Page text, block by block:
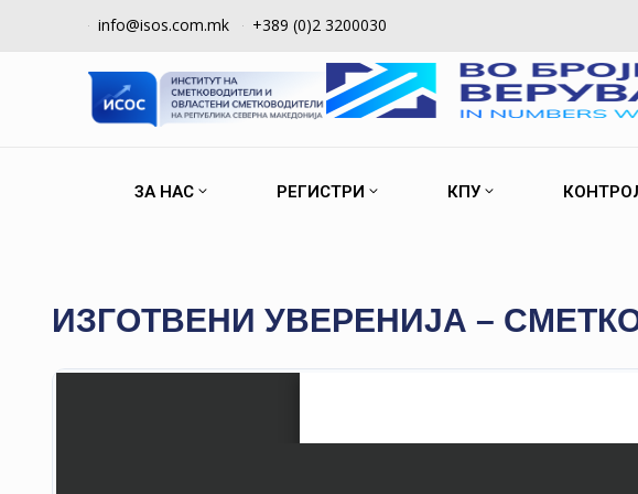
info@isos.com.mk +389 (0)2 3200030
ЗА НАС РЕГИСТРИ КПУ
ИЗГОТВЕНИ УВЕРЕНИЈА –